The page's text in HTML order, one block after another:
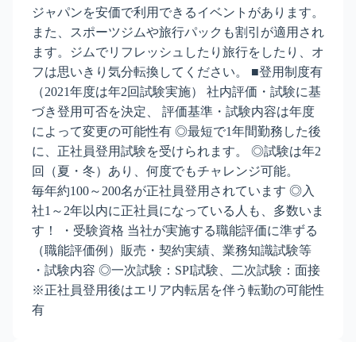
ジャパンを安価で利用できるイベントがあります。
また、スポーツジムや旅行パックも割引が適用され
ます。ジムでリフレッシュしたり旅行をしたり、オ
フは思いきり気分転換してください。 ■登用制度有
（2021年度は年2回試験実施） 社内評価・試験に基
づき登用可否を決定、 評価基準・試験内容は年度
によって変更の可能性有 ◎最短で1年間勤務した後
に、正社員登用試験を受けられます。 ◎試験は年2
回（夏・冬）あり、何度でもチャレンジ可能。
毎年約100～200名が正社員登用されています ◎入
社1～2年以内に正社員になっている人も、多数いま
す！ ・受験資格 当社が実施する職能評価に準ずる
（職能評価例）販売・契約実績、業務知識試験等
・試験内容 ◎一次試験：SPI試験、二次試験：面接
※正社員登用後はエリア内転居を伴う転勤の可能性
有